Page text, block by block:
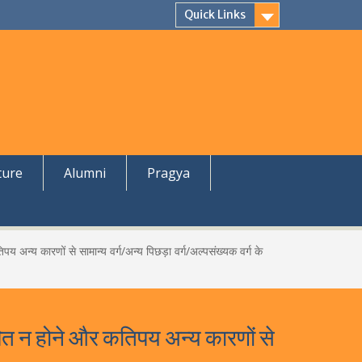
Quick Links
Alumni Pragya
अन्य कारणों से सामान्य वर्ग/अन्य पिछड़ा वर्ग/अल्पसंख्यक वर्ग के
न होने और कतिपय अन्य कारणों से